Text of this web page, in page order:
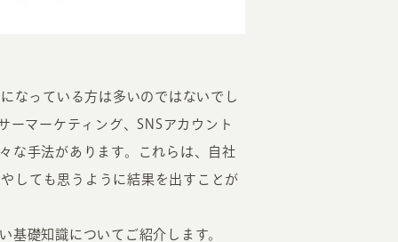
なっている方は多いのではないでし
ーマーケティング、SNSアカウント
な手法があります。これらは、自社
しても思うように結果を出すことが
基礎知識についてご紹介します。